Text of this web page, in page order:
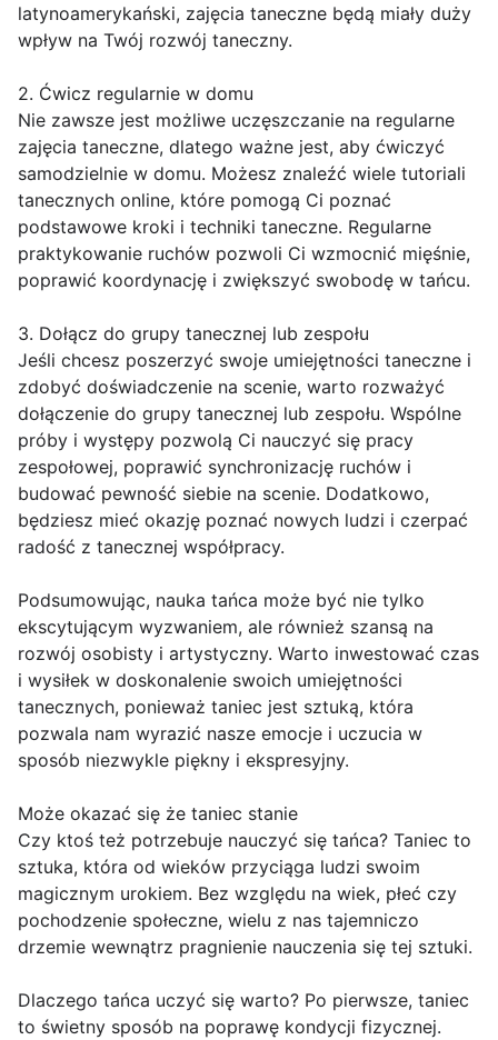
latynoamerykański, zajęcia taneczne będą miały duży
wpływ na Twój rozwój taneczny.
2. Ćwicz regularnie w domu
Nie zawsze jest możliwe uczęszczanie na regularne
zajęcia taneczne, dlatego ważne jest, aby ćwiczyć
samodzielnie w domu. Możesz znaleźć wiele tutoriali
tanecznych online, które pomogą Ci poznać
podstawowe kroki i techniki taneczne. Regularne
praktykowanie ruchów pozwoli Ci wzmocnić mięśnie,
poprawić koordynację i zwiększyć swobodę w tańcu.
3. Dołącz do grupy tanecznej lub zespołu
Jeśli chcesz poszerzyć swoje umiejętności taneczne i
zdobyć doświadczenie na scenie, warto rozważyć
dołączenie do grupy tanecznej lub zespołu. Wspólne
próby i występy pozwolą Ci nauczyć się pracy
zespołowej, poprawić synchronizację ruchów i
budować pewność siebie na scenie. Dodatkowo,
będziesz mieć okazję poznać nowych ludzi i czerpać
radość z tanecznej współpracy.
Podsumowując, nauka tańca może być nie tylko
ekscytującym wyzwaniem, ale również szansą na
rozwój osobisty i artystyczny. Warto inwestować czas
i wysiłek w doskonalenie swoich umiejętności
tanecznych, ponieważ taniec jest sztuką, która
pozwala nam wyrazić nasze emocje i uczucia w
sposób niezwykle piękny i ekspresyjny.
Może okazać się że taniec stanie
Czy ktoś też potrzebuje nauczyć się tańca? Taniec to
sztuka, która od wieków przyciąga ludzi swoim
magicznym urokiem. Bez względu na wiek, płeć czy
pochodzenie społeczne, wielu z nas tajemniczo
drzemie wewnątrz pragnienie nauczenia się tej sztuki.
Dlaczego tańca uczyć się warto? Po pierwsze, taniec
to świetny sposób na poprawę kondycji fizycznej.